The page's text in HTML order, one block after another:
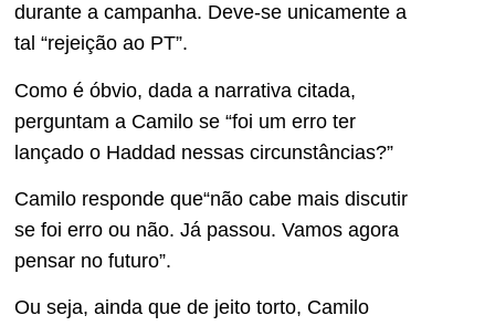
durante a campanha. Deve-se unicamente a
tal “rejeição ao PT”.
Como é óbvio, dada a narrativa citada,
perguntam a Camilo se “foi um erro ter
lançado o Haddad nessas circunstâncias?”
Camilo responde que“não cabe mais discutir
se foi erro ou não. Já passou. Vamos agora
pensar no futuro”.
Ou seja, ainda que de jeito torto, Camilo